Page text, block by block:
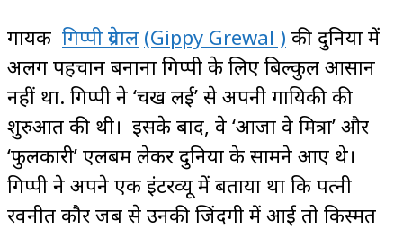
गायक गिप्पी ग्रेवाल (Gippy Grewal ) की दुनिया में
अलग पहचान बनाना गिप्पी के लिए बिल्कुल आसान
नहीं था. गिप्पी ने ‘चख लई’ से अपनी गायिकी की
शुरुआत की थी। इसके बाद, वे ‘आजा वे मित्रा’ और
‘फुलकारी’ एलबम लेकर दुनिया के सामने आए थे।
गिप्पी ने अपने एक इंटरव्यू में बताया था कि पत्नी
रवनीत कौर जब से उनकी जिंदगी में आई तो किस्मत